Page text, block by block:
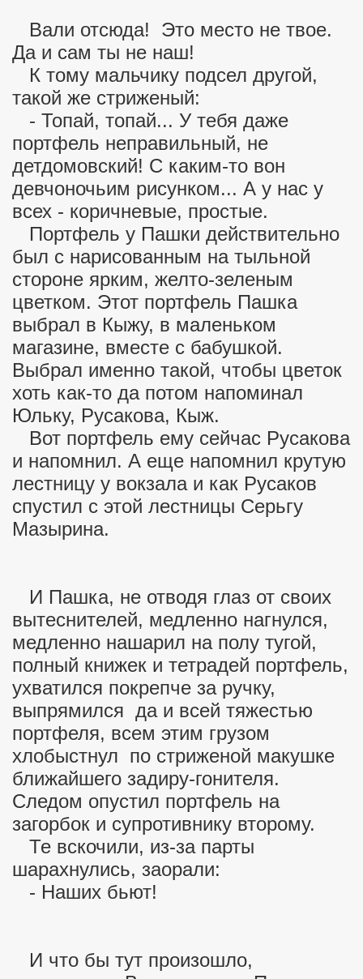
Вали отсюда! Это место не твое.
Да и сам ты не наш!
К тому мальчику подсел другой,
такой же стриженый:
- Топай, топай... У тебя даже
портфель неправильный, не
детдомовский! С каким-то вон
девчоночьим рисунком... А у нас у
всех - коричневые, простые.
Портфель у Пашки действительно
был с нарисованным на тыльной
стороне ярким, желто-зеленым
цветком. Этот портфель Пашка
выбрал в Кыжу, в маленьком
магазине, вместе с бабушкой.
Выбрал именно такой, чтобы цветок
хоть как-то да потом напоминал
Юльку, Русакова, Кыж.
Вот портфель ему сейчас Русакова
и напомнил. А еще напомнил крутую
лестницу у вокзала и как Русаков
спустил с этой лестницы Серьгу
Мазырина.
И Пашка, не отводя глаз от своих
вытеснителей, медленно нагнулся,
медленно нашарил на полу тугой,
полный книжек и тетрадей портфель,
ухватился покрепче за ручку,
выпрямился да и всей тяжестью
портфеля, всем этим грузом
хлобыстнул по стриженой макушке
ближайшего задиру-гонителя.
Следом опустил портфель на
загорбок и супротивнику второму.
Те вскочили, из-за парты
шарахнулись, заорали:
- Наших бьют!
И что бы тут произошло,